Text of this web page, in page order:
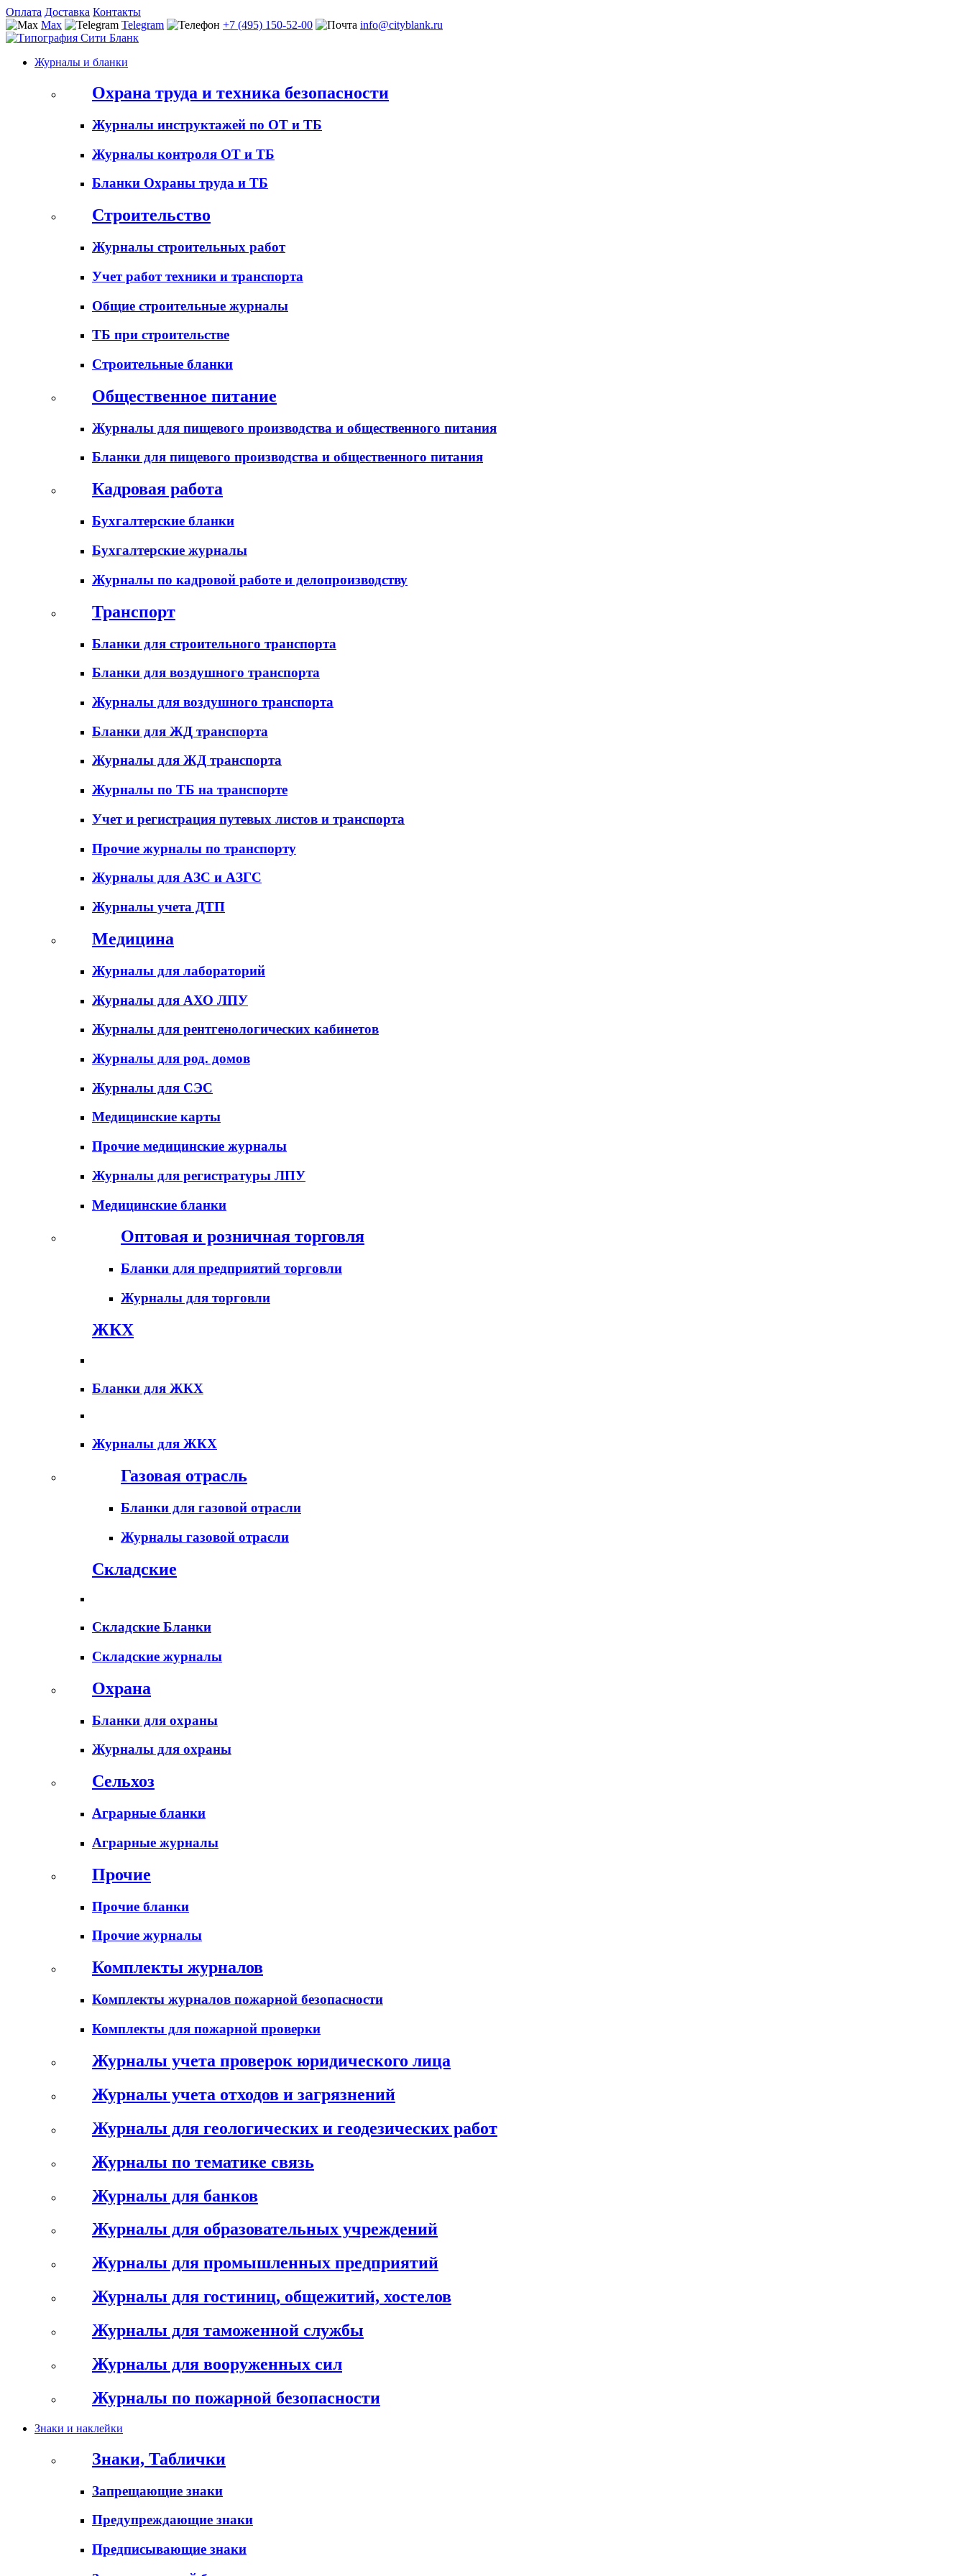
Оплата Доставка Контакты
Max
Telegram +7 (495) 150-52-00 info@cityblank.ru
Журналы и бланки
Охрана труда и техника безопасности
Журналы инструктажей по ОТ и ТБ
Журналы контроля ОТ и ТБ
Бланки Охраны труда и ТБ
Строительство
Журналы строительных работ
Учет работ техники и транспорта
Общие строительные журналы
ТБ при строительстве
Строительные бланки
Общественное питание
Журналы для пищевого производства и общественного питания
Бланки для пищевого производства и общественного питания
Кадровая работа
Бухгалтерские бланки
Бухгалтерские журналы
Журналы по кадровой работе и делопроизводству
Транспорт
Бланки для строительного транспорта
Бланки для воздушного транспорта
Журналы для воздушного транспорта
Бланки для ЖД транспорта
Журналы для ЖД транспорта
Журналы по ТБ на транспорте
Учет и регистрация путевых листов и транспорта
Прочие журналы по транспорту
Журналы для АЗС и АЗГС
Журналы учета ДТП
Медицина
Журналы для лабораторий
Журналы для АХО ЛПУ
Журналы для рентгенологических кабинетов
Журналы для род. домов
Журналы для СЭС
Медицинские карты
Прочие медицинские журналы
Журналы для регистратуры ЛПУ
Медицинские бланки
Оптовая и розничная торговля
Бланки для предприятий торговли
Журналы для торговли
ЖКХ
Бланки для ЖКХ
Журналы для ЖКХ
Газовая отрасль
Бланки для газовой отрасли
Журналы газовой отрасли
Складские
Складские Бланки
Складские журналы
Охрана
Бланки для охраны
Журналы для охраны
Сельхоз
Аграрные бланки
Аграрные журналы
Прочие
Прочие бланки
Прочие журналы
Комплекты журналов
Комплекты журналов пожарной безопасности
Комплекты для пожарной проверки
Журналы учета проверок юридического лица
Журналы учета отходов и загрязнений
Журналы для геологических и геодезических работ
Журналы по тематике связь
Журналы для банков
Журналы для образовательных учреждений
Журналы для промышленных предприятий
Журналы для гостиниц, общежитий, хостелов
Журналы для таможенной службы
Журналы для вооруженных сил
Журналы по пожарной безопасности
Знаки и наклейки
Знаки, Таблички
Запрещающие знаки
Предупреждающие знаки
Предписывающие знаки